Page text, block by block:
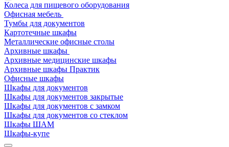
Колеса для пищевого оборудования
Офисная мебель
Тумбы для документов
Картотечные шкафы
Металлические офисные столы
Архивные шкафы
Архивные медицинские шкафы
Архивные шкафы Практик
Офисные шкафы
Шкафы для документов
Шкафы для документов закрытые
Шкафы для документов с замком
Шкафы для документов со стеклом
Шкафы ШАМ
Шкафы-купе